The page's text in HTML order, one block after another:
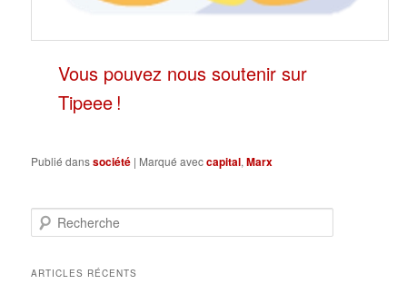
Vous pouvez nous soutenir sur
Tipeee !
Publié danssociété | Marqué aveccapital,Marx
e
h
ARTICLES RÉCENTS